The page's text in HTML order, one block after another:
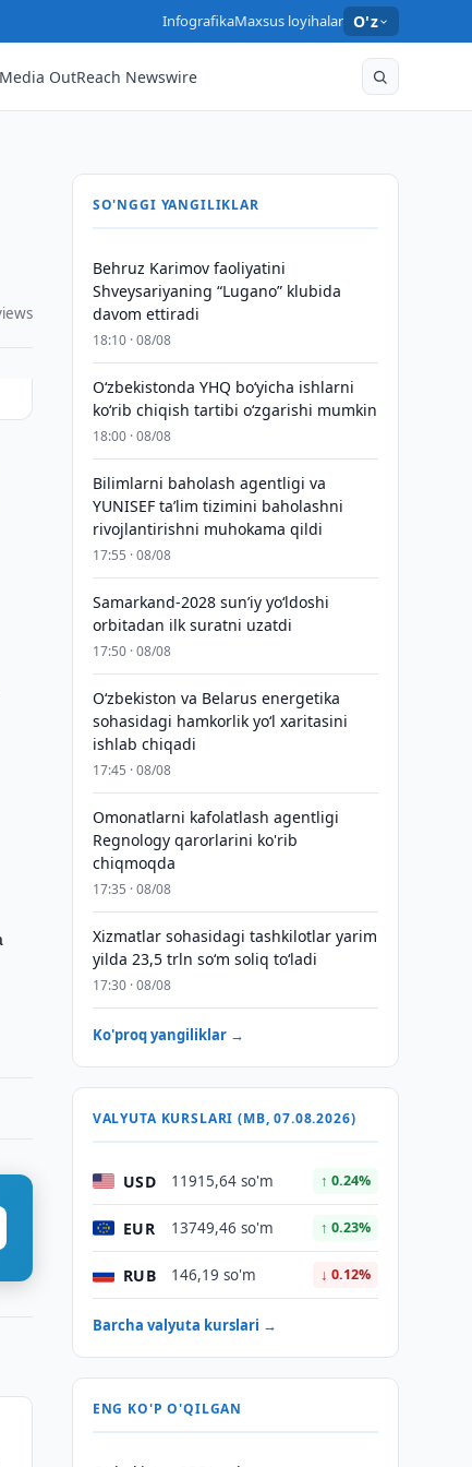
InfografikaMaxsus loyihalar O'z
Media OutReach Newswire
SO'NGGI YANGILIKLAR
Behruz Karimov faoliyatini
Shveysariyaning “Lugano” klubida
davom ettiradi
18:10 · 08/08
O‘zbekistonda YHQ bo‘yicha ishlarni
ko‘rib chiqish tartibi o‘zgarishi mumkin
18:00 · 08/08
Bilimlarni baholash agentligi va
YUNISEF taʼlim tizimini baholashni
rivojlantirishni muhokama qildi
17:55 · 08/08
Samarkand-2028 sunʼiy yo‘ldoshi
orbitadan ilk suratni uzatdi
17:50 · 08/08
Oʻzbekiston va Belarus energetika
sohasidagi hamkorlik yoʻl xaritasini
ishlab chiqadi
17:45 · 08/08
Omonatlarni kafolatlash agentligi
Regnology qarorlarini ko'rib
chiqmoqda
17:35 · 08/08
Xizmatlar sohasidagi tashkilotlar yarim
yilda 23,5 trln so‘m soliq to‘ladi
17:30 · 08/08
Ko'proq yangiliklar →
VALYUTA KURSLARI (MB, 07.08.2026)
USD 11915,64 so'm ↑ 0.24%
EUR 13749,46 so'm ↑ 0.23%
RUB 146,19 so'm ↓ 0.12%
Barcha valyuta kurslari →
ENG KO'P O'QILGAN